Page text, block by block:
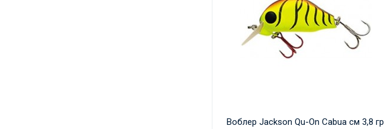
Воблер Jackson Qu-On Cabua см 3,8 гр